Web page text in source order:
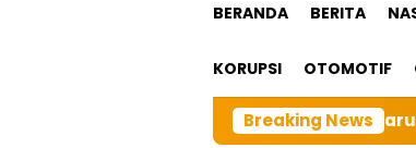
BERANDA BERITA
KORUPSI OTOMOTIF
Breaking News
BRI cabangTarutung Gelar Ibadah Rutin